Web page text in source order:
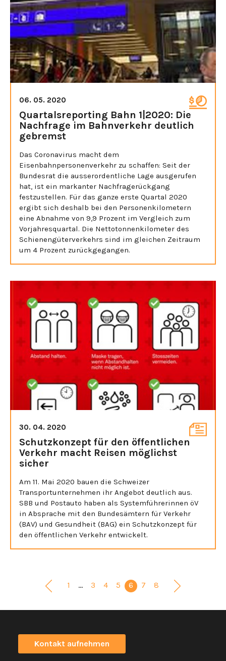
06. 05. 2020
Quartalsreporting Bahn 1|2020: Die
Nachfrage im Bahnverkehr deutlich
gebremst
Das Coronavirus macht dem
Eisenbahnpersonenverkehr zu schaffen: Seit der
Bundesrat die ausserordentliche Lage ausgerufen
hat, ist ein markanter Nachfragerückgang
festzustellen. Für das ganze erste Quartal 2020
ergibt sich deshalb bei den Personenkilometern
eine Abnahme von 9,9 Prozent im Vergleich zum
Vorjahresquartal. Die Nettotonnenkilometer des
Schienengüterverkehrs sind im gleichen Zeitraum
um 4 Prozent zurückgegangen.
30. 04. 2020
Schutzkonzept für den öffentlichen
Verkehr macht Reisen möglichst
sicher
Am 11. Mai 2020 bauen die Schweizer
Transportunternehmen ihr Angebot deutlich aus.
SBB und Postauto haben als Systemführerinnen öV
in Absprache mit den Bundesämtern für Verkehr
(BAV) und Gesundheit (BAG) ein Schutzkonzept für
den öffentlichen Verkehr entwickelt.
1 … 3 4 5 6 7 8
Kontakt aufnehmen